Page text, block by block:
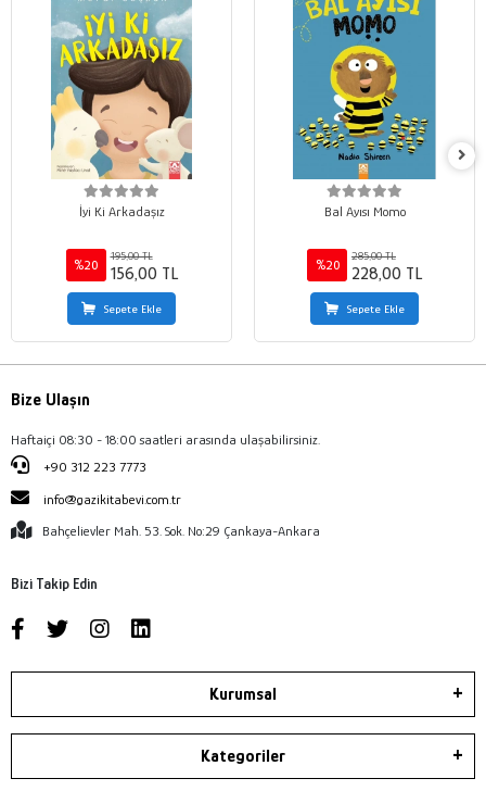
İyi Ki Arkadaşız
%20
195,00 TL
156,00 TL
Sepete Ekle
Bal Ayısı Momo
%20
285,00 TL
228,00 TL
Sepete Ekle
Bize Ulaşın
Haftaiçi 08:30 - 18:00 saatleri arasında ulaşabilirsiniz.
+90 312 223 7773
info@gazikitabevi.com.tr
Bahçelievler Mah. 53. Sok. No:29 Çankaya-Ankara
Bizi Takip Edin
Kurumsal
Kategoriler